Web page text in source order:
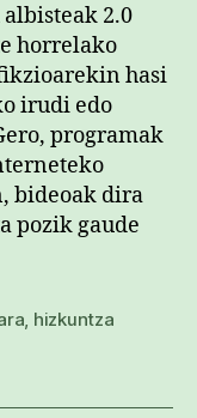
2.0
horrelako
hasi
irudi edo
programak
bideoak dira
pozik gaude
hizkuntza